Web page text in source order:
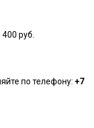
руб.
по телефону: +7